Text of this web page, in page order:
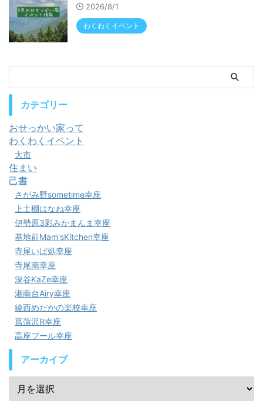
2026/8/1
わくわくイベント
カテゴリー
おせっかい家って
わくわくイベント
大市
住まい
己書
さがみ野sometime幸座
上土棚はなね幸座
伊勢原3彩みかまんま幸座
基地前Mam'sKitchen幸座
寺尾いば処幸座
寺尾南幸座
深谷KaZe幸座
湘南台Airy幸座
綾西めだかの楽校幸座
菖蒲沢R幸座
高座プール幸座
アーカイブ